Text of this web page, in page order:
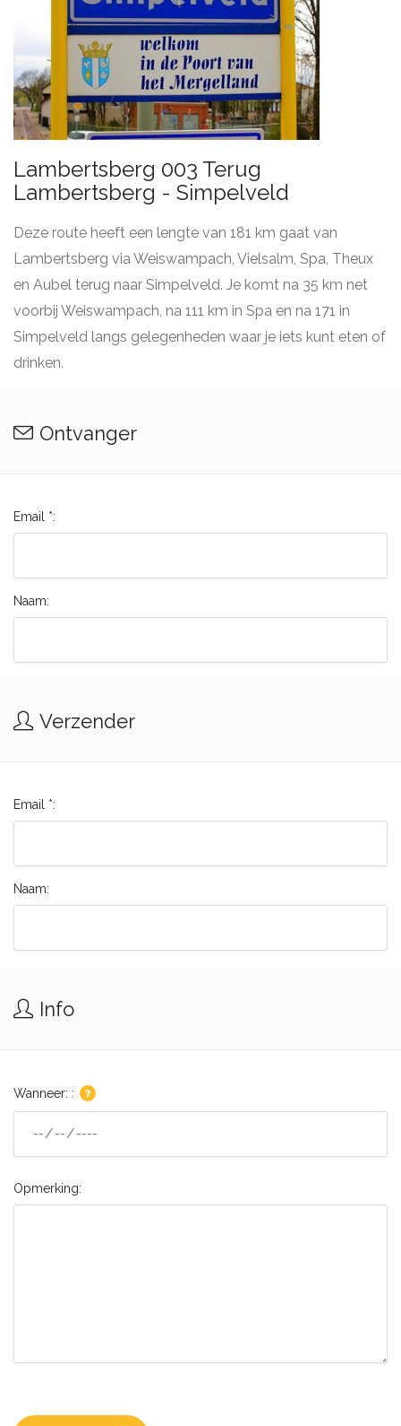
Lambertsberg 003 Terug
Lambertsberg - Simpelveld
Deze route heeft een lengte van 181 km gaat van
Lambertsberg via Weiswampach, Vielsalm, Spa, Theux
en Aubel terug naar Simpelveld. Je komt na 35 km net
voorbij Weiswampach, na 111 km in Spa en na 171 in
Simpelveld langs gelegenheden waar je iets kunt eten of
drinken.
Ontvanger
Email *:
Naam:
Verzender
Email *:
Naam:
Info
Wanneer: :
Opmerking: